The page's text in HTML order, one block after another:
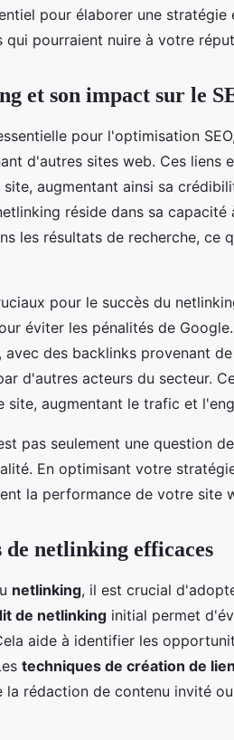
pour élaborer une
pourraient nuire à votre
et son impact sur le
pour l'optimisation
d'autres sites web. Ces liens
augmentant ainsi sa
réside dans sa capacité
les résultats de recherche, ce
pour le succès du
éviter les pénalités de
des backlinks provenant
d'autres acteurs du secteur.
augmentant le trafic et
pas seulement une question
En optimisant votre
la performance de votre site
de netlinking efficaces
netlinking, il est crucial
de netlinking initial permet
aide à identifier les
techniques de création de
la rédaction de contenu invité